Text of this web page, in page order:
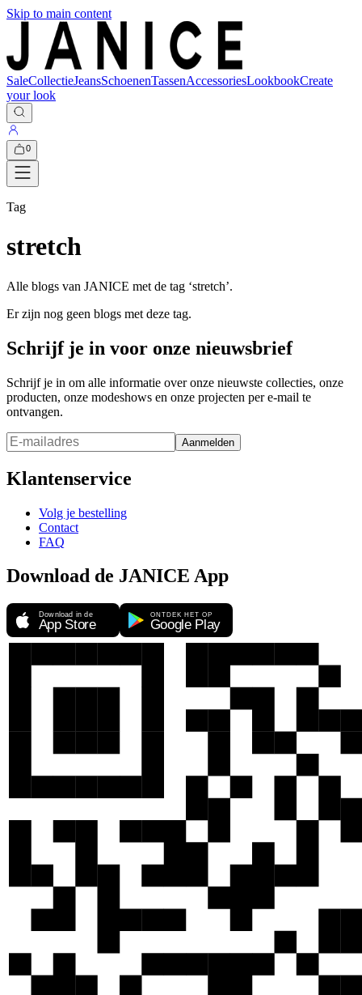
Skip to main content
SaleCollectieJeansSchoenenTassenAccessoriesLookbookCreate
your look
0
Tag
stretch
Alle blogs van JANICE met de tag ‘stretch’.
Er zijn nog geen blogs met deze tag.
Schrijf je in voor onze nieuwsbrief
Schrijf je in om alle informatie over onze nieuwste collecties, onze
producten, onze modeshows en onze projecten per e-mail te
ontvangen.
Aanmelden
Klantenservice
Volg je bestelling
Contact
FAQ
Download de JANICE App